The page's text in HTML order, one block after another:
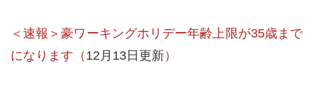
＜速報＞豪ワーキングホリデー年齢上限が35歳まで
になります（ 12月13日更新）